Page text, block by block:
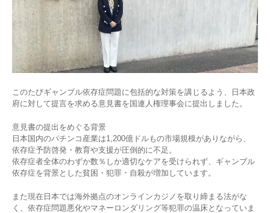
このたびギャンブル依存症問題に包括的な対策を講じるよう、日本政
府に対して提言を求める意見書を国連人権理事会に提出しました。
意見書の提出をめぐる背景
日本国内のパチンコ産業は1,200億ドルもの市場規模がありながら、
依存症予防啓発・教育や支援が圧倒的に不足。
依存症者全体のわずか数％しか適切なケアを受けられず、ギャンブル
依存症を背景とした貧困・犯罪・自殺が増加しています。
また現在日本では海外拠点のオンラインカジノを取り締まる法がな
く、依存症問題悪化やマネーロンダリング等犯罪の温床となっていま
お問い合わせ
言語選択/Select Language:English